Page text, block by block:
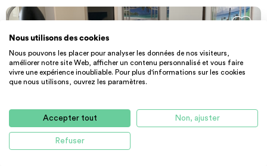
PRIVATE LANDLORD SHORT STAY
Nous utilisons des cookies
Nous pouvons les placer pour analyser les données de nos visiteurs,
améliorer notre site Web, afficher un contenu personnalisé et vous faire
vivre une expérience inoubliable. Pour plus d'informations sur les cookies
que nous utilisons, ouvrez les paramètres.
Accepter tout Non, ajuster
Refuser